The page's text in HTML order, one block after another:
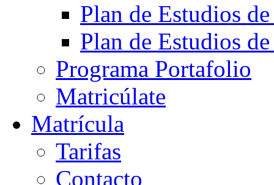
Plan de Estudios de
Plan de Estudios de
Programa Portafolio
Matricúlate
Matrícula
Tarifas
Contacto